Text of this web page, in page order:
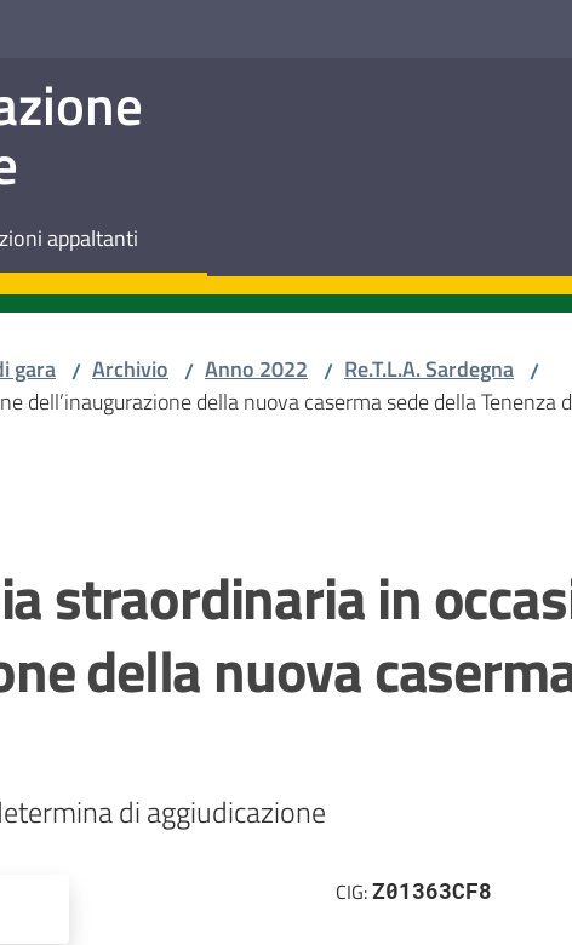
appaltanti
gara / Archivio / Anno 2022 / Re.T.L.A. Sardegna /
dell’inaugurazione della nuova caserma sede della Tenenza
straordinaria in
della nuova
CIG:Z01363CF8